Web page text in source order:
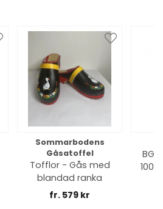
Sommarbodens
Gåsatoffel
Tofflor - Gås med
blandad ranka
fr. 579 kr